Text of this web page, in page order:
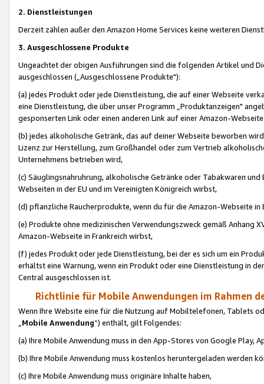
2. Dienstleistungen
Derzeit zählen außer den Amazon Home Services keine weiteren
3. Ausgeschlossene Produkte
Ungeachtet der obigen Ausführungen sind die folgenden Artikel und
ausgeschlossen („Ausgeschlossene Produkte"):
(a) jedes Produkt oder jede Dienstleistung, die auf einer Webseite
eine Dienstleistung, die über unser Programm „Produktanzeigen"
gesponserten Link oder einen anderen Link auf einer Amazon-
(b) jedes alkoholische Getränk, das auf deiner Webseite beworben
Lizenz zur Herstellung, zum Großhandel oder zum Vertrieb
Unternehmens betrieben wird,
(c) Säuglingsnahruhrung, alkoholische Getränke oder Tabakwaren
Webseiten in der EU und im Vereinigten Königreich wirbst,
(d) pflanzliche Raucherprodukte, wenn du für die Amazon-Webseite in
(e) Produkte ohne medizinischen Verwendungszweck gemäß Anhang
Amazon-Webseite in Frankreich wirbst,
(f) jedes Produkt oder jede Dienstleistung, bei der es sich um ein
erhältst eine Warnung, wenn ein Produkt oder eine Dienstleistung in
Central ausgeschlossen ist.
Richtlinie für Mobile Anwendungen im Rahmen
Wenn Ihre Website eine für die Nutzung auf Mobiltelefonen, Tablets
„Mobile Anwendung“) enthält, gilt Folgendes:
(a) Ihre Mobile Anwendung muss in den App-Stores von Google Play,
(b) Ihre Mobile Anwendung muss kostenlos heruntergeladen werden
(c) Ihre Mobile Anwendung muss originäre Inhalte haben,